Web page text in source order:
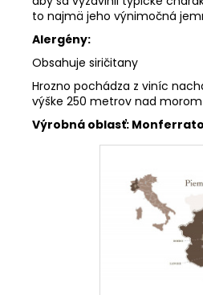
to najmä jeho výnimočná
Alergény:
Obsahuje siričitany
Hrozno pochádza z viníc
výške 250 metrov nad morom
Výrobná oblasť: Monferrato